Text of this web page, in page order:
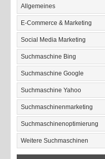
Allgemeines
E-Commerce & Marketing
Social Media Marketing
Suchmaschine Bing
Suchmaschine Google
Suchmaschine Yahoo
Suchmaschinenmarketing
Suchmaschinenoptimierung
Weitere Suchmaschinen